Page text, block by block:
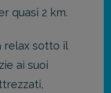
quasi 2 km.
relax sotto il
ai suoi